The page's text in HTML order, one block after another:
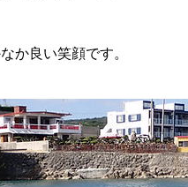
か良い笑顔です。